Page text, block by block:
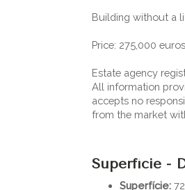
Building without a
Price: 275,000 euros
Estate agency
All information
accepts no
from the market
Superfície -
Superfície: